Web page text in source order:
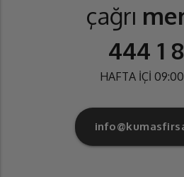
çağrı
444 1
HAFTA İÇİ